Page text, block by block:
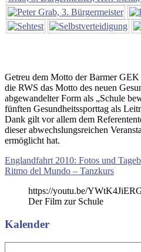
Getreu dem Motto der Barmer
die RWS das Motto des neuen
abgewandelter Form als „Schule
fünften Gesundheitssporttag als
Dank gilt vor allem dem
dieser abwechslungsreichen
ermöglicht hat.
Beitragsnavigation
Vorheriger
Beitrag:
Englandfahrt 2010: Fotos und
Nächster
Ritmo del Mundo – Tanzkurs
https://youtu.be/
Der Film zur Schule
Kalender